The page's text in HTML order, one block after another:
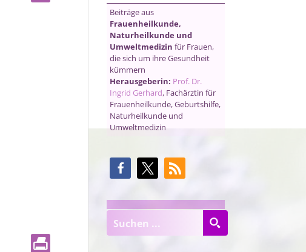
Beiträge aus
Frauenheilkunde,
Naturheilkunde und
Umweltmedizin für Frauen,
die sich um ihre Gesundheit
kümmern
Herausgeberin: Prof. Dr.
Ingrid Gerhard, Fachärztin für
Frauenheilkunde, Geburtshilfe,
Naturheilkunde und
Umweltmedizin